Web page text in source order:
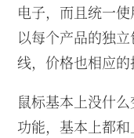
电子，而且统一
以每个产品的独
线，价格也相应的
鼠标基本上没什
功能，基本上都和